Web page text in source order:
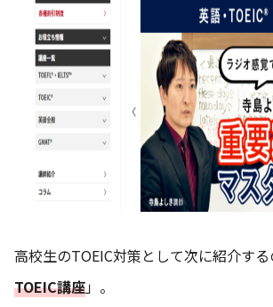
高校生のTOEIC対策として次に紹介す
TOEIC講座」。